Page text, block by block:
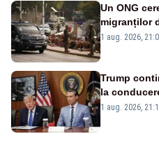
Un ONG
migranților
imposibile
1 aug. 2026,
Trump
la
importante
1 aug. 2026,